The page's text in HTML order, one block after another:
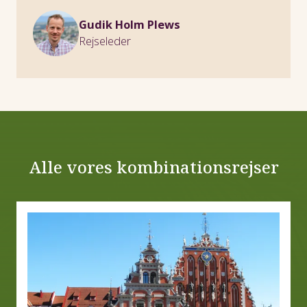
Gudik Holm Plews
Rejseleder
Alle vores kombinationsrejser